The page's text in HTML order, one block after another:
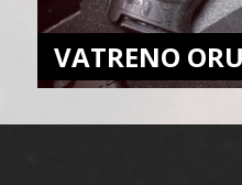
VATRENO